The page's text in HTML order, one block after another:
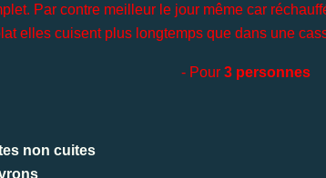
Par contre meilleur le jour même car
elles cuisent plus longtemps que dans une
- Pour 3 personnes
non cuites